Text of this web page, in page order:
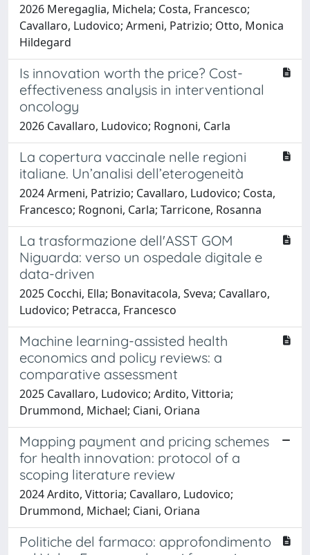
2026 Meregaglia, Michela; Costa, Francesco;
Cavallaro, Ludovico; Armeni, Patrizio; Otto, Monica
Hildegard
Is innovation worth the price? Cost-
effectiveness analysis in interventional
oncology
2026 Cavallaro, Ludovico; Rognoni, Carla
La copertura vaccinale nelle regioni
italiane. Un’analisi dell’eterogeneità
2024 Armeni, Patrizio; Cavallaro, Ludovico; Costa,
Francesco; Rognoni, Carla; Tarricone, Rosanna
La trasformazione dell'ASST GOM
Niguarda: verso un ospedale digitale e
data-driven
2025 Cocchi, Ella; Bonavitacola, Sveva; Cavallaro,
Ludovico; Petracca, Francesco
Machine learning-assisted health
economics and policy reviews: a
comparative assessment
2025 Cavallaro, Ludovico; Ardito, Vittoria;
Drummond, Michael; Ciani, Oriana
Mapping payment and pricing schemes
for health innovation: protocol of a
scoping literature review
2024 Ardito, Vittoria; Cavallaro, Ludovico;
Drummond, Michael; Ciani, Oriana
Politiche del farmaco: approfondimento